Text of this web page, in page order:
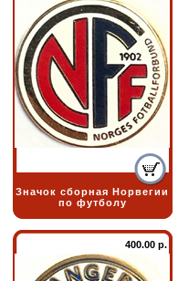
Значок сборная Норвегии
по футболу
400.00 р.